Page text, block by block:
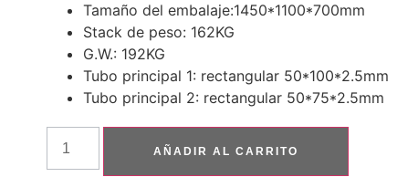
Tamaño del embalaje:1450*1100*700mm
Stack de peso: 162KG
G.W.: 192KG
Tubo principal 1: rectangular 50*100*2.5mm
Tubo principal 2: rectangular 50*75*2.5mm
AÑADIR AL CARRITO